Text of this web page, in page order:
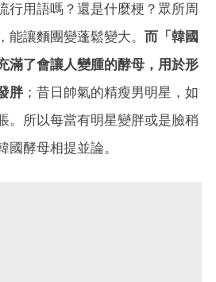
行用語嗎？還是什麼梗？眾所周
讓麵團變蓬鬆變大。 而「韓國
滿了會讓人變腫的酵母，用於形
胖；昔日帥氣的精瘦男明星，如
。所以每當有明星變胖或是臉稍
國酵母相提並論。